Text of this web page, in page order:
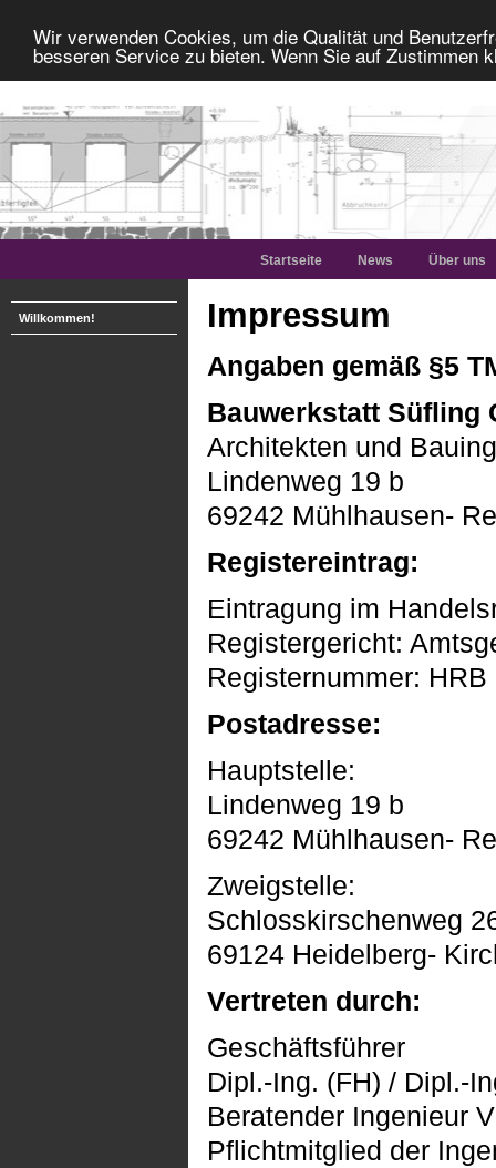
Wir verwenden Cookies, um die Qualität und
besseren Service zu bieten. Wenn Sie auf
Startseite News Über uns
Willkommen! Impressum
Angaben gemäß §5
Bauwerkstatt Süfling
Architekten und
Lindenweg 19 b
69242 Mühlhausen-
Registereintrag:
Eintragung im
Registergericht:
Registernummer: HRB
Postadresse:
Hauptstelle:
Lindenweg 19 b
69242 Mühlhausen-
Zweigstelle:
Schlosskirschenweg
69124 Heidelberg-
Vertreten durch:
Geschäftsführer
Dipl.-Ing. (FH) / Dipl.-
Beratender Ingenieur
Pflichtmitglied der